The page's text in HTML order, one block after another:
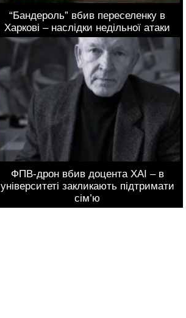
“Бандероль” вбив переселенку в
Харкові – наслідки недільної атаки
ФПВ-дрон вбив доцента ХАІ – в
університеті закликають підтримати
сім’ю